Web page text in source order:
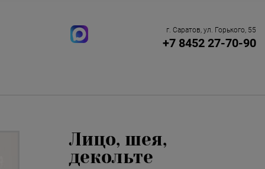
Лицо, шея,
декольте
г. Саратов, ул. Горького, 55
+7 8452 27-70-90